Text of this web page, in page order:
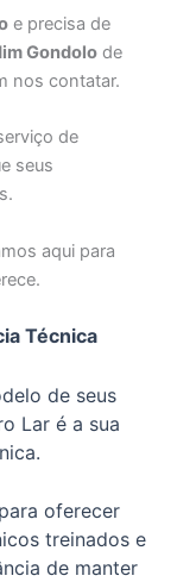
e precisa de
Gondolo de
nos contatar.
de
seus
aqui para
Técnica
de seus
Lar é a sua
oferecer
treinados e
de manter